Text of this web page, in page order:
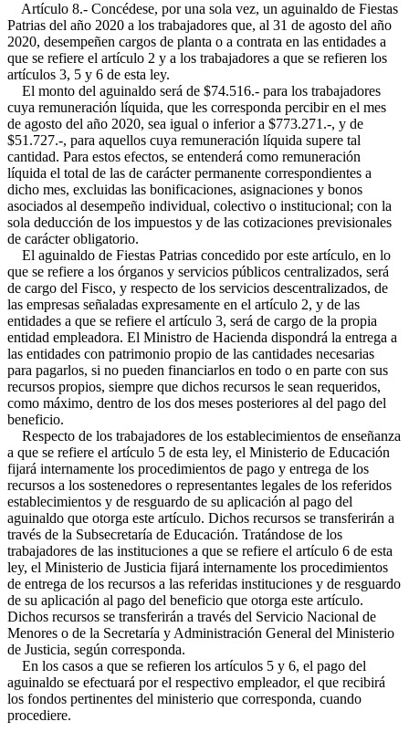
Artículo 8.- Concédese, por una sola vez, un aguinaldo de Fiestas
Patrias del año 2020 a los trabajadores que, al 31 de agosto del año
2020, desempeñen cargos de planta o a contrata en las entidades a
que se refiere el artículo 2 y a los trabajadores a que se refieren los
artículos 3, 5 y 6 de esta ley.
El monto del aguinaldo será de $74.516.- para los trabajadores
cuya remuneración líquida, que les corresponda percibir en el mes
de agosto del año 2020, sea igual o inferior a $773.271.-, y de
$51.727.-, para aquellos cuya remuneración líquida supere tal
cantidad. Para estos efectos, se entenderá como remuneración
líquida el total de las de carácter permanente correspondientes a
dicho mes, excluidas las bonificaciones, asignaciones y bonos
asociados al desempeño individual, colectivo o institucional; con la
sola deducción de los impuestos y de las cotizaciones previsionales
de carácter obligatorio.
El aguinaldo de Fiestas Patrias concedido por este artículo, en lo
que se refiere a los órganos y servicios públicos centralizados, será
de cargo del Fisco, y respecto de los servicios descentralizados, de
las empresas señaladas expresamente en el artículo 2, y de las
entidades a que se refiere el artículo 3, será de cargo de la propia
entidad empleadora. El Ministro de Hacienda dispondrá la entrega a
las entidades con patrimonio propio de las cantidades necesarias
para pagarlos, si no pueden financiarlos en todo o en parte con sus
recursos propios, siempre que dichos recursos le sean requeridos,
como máximo, dentro de los dos meses posteriores al del pago del
beneficio.
Respecto de los trabajadores de los establecimientos de enseñanza
a que se refiere el artículo 5 de esta ley, el Ministerio de Educación
fijará internamente los procedimientos de pago y entrega de los
recursos a los sostenedores o representantes legales de los referidos
establecimientos y de resguardo de su aplicación al pago del
aguinaldo que otorga este artículo. Dichos recursos se transferirán a
través de la Subsecretaría de Educación. Tratándose de los
trabajadores de las instituciones a que se refiere el artículo 6 de esta
ley, el Ministerio de Justicia fijará internamente los procedimientos
de entrega de los recursos a las referidas instituciones y de resguardo
de su aplicación al pago del beneficio que otorga este artículo.
Dichos recursos se transferirán a través del Servicio Nacional de
Menores o de la Secretaría y Administración General del Ministerio
de Justicia, según corresponda.
En los casos a que se refieren los artículos 5 y 6, el pago del
aguinaldo se efectuará por el respectivo empleador, el que recibirá
los fondos pertinentes del ministerio que corresponda, cuando
procediere.